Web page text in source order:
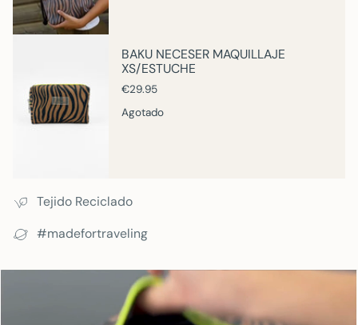
BAKU NECESER MAQUILLAJE
XS/ESTUCHE
€29.95
Agotado
Tejido Reciclado
#madefortraveling